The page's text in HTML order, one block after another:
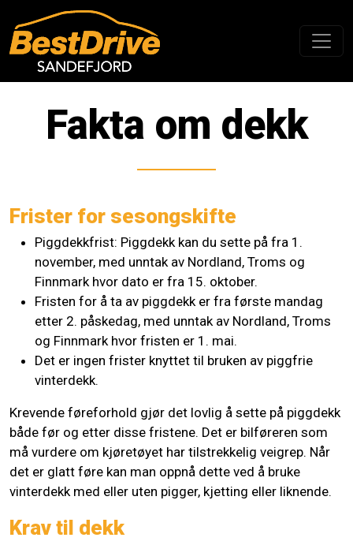
Fakta om dekk
Frister for sesongskifte
Piggdekkfrist: Piggdekk kan du sette på fra 1.
november, med unntak av Nordland, Troms og
Finnmark hvor dato er fra 15. oktober.
Fristen for å ta av piggdekk er fra første mandag
etter 2. påskedag, med unntak av Nordland, Troms
og Finnmark hvor fristen er 1. mai.
Det er ingen frister knyttet til bruken av piggfrie
vinterdekk.
Krevende føreforhold gjør det lovlig å sette på piggdekk
både før og etter disse fristene. Det er bilføreren som
må vurdere om kjøretøyet har tilstrekkelig veigrep. Når
det er glatt føre kan man oppnå dette ved å bruke
vinterdekk med eller uten pigger, kjetting eller liknende.
Krav til dekk